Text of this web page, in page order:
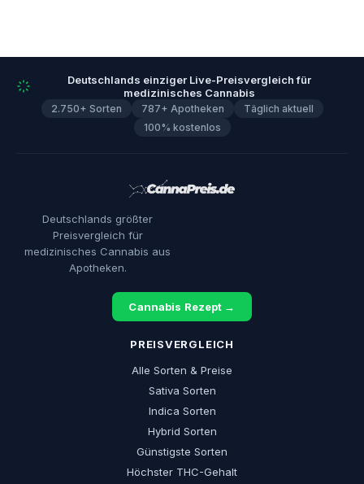
Deutschlands einziger Live-Preisvergleich für
medizinisches Cannabis
2.750+ Sorten 787+ Apotheken
Täglich aktuell
100% kostenlos
Deutschlands größter
Preisvergleich für
medizinisches Cannabis aus
Apotheken.
Cannabis Rezept →
PREISVERGLEICH
Alle Sorten & Preise
Sativa Sorten
Indica Sorten
Hybrid Sorten
Günstigste Sorten
Höchster THC-Gehalt